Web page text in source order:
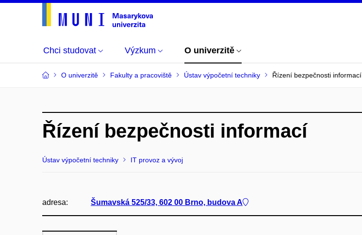
Chci studovat Výzkum O univerzitě
O univerzitě Fakulty a pracoviště Ústav výpočetní techniky Řízení bezpečnosti informací
Řízení bezpečnosti informací
Ústav výpočetní techniky IT provoz a vývoj
adresa: Šumavská 525/33, 602 00 Brno, budova A